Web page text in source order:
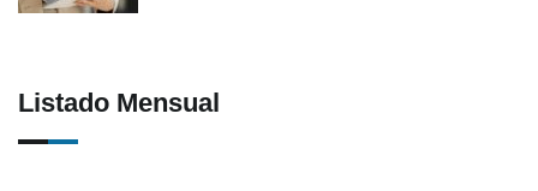
Listado Mensual